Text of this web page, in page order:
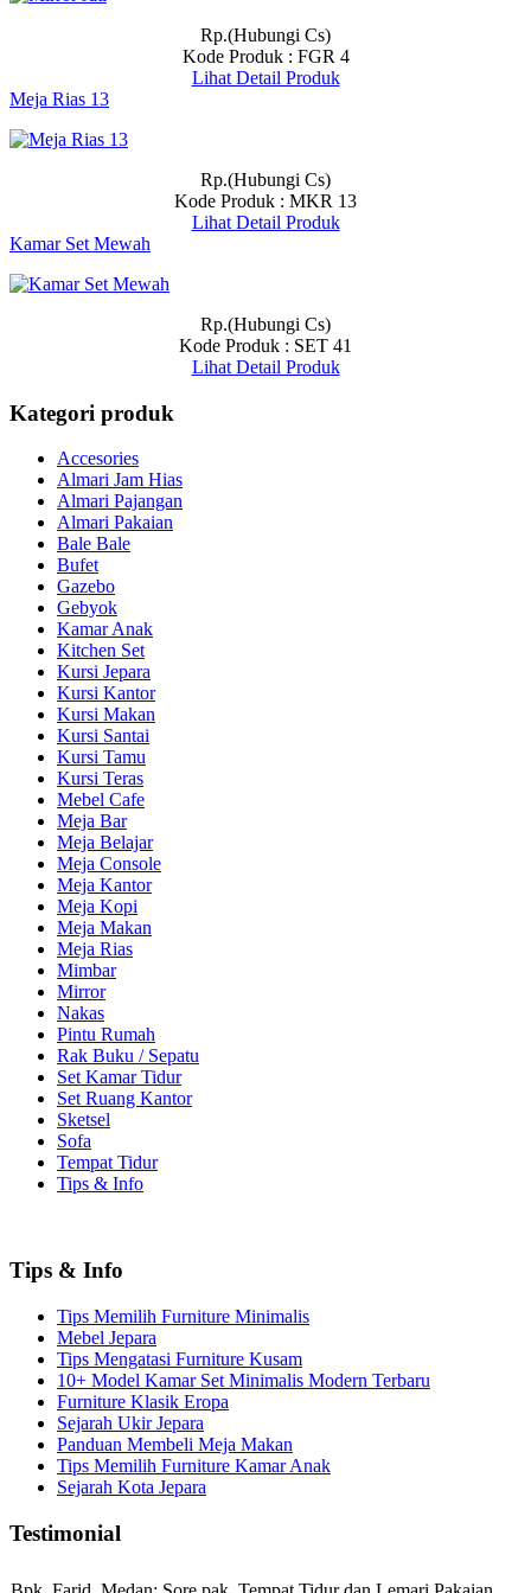
Rp.(Hubungi Cs)
Kode Produk : FGR 4
Lihat Detail Produk
Meja Rias 13
Rp.(Hubungi Cs)
Kode Produk : MKR 13
Lihat Detail Produk
Kamar Set Mewah
Rp.(Hubungi Cs)
Kode Produk : SET 41
Lihat Detail Produk
Kategori produk
Accesories
Almari Jam Hias
Almari Pajangan
Almari Pakaian
Bale Bale
Bufet
Gazebo
Gebyok
Kamar Anak
Kitchen Set
Kursi Jepara
Kursi Kantor
Kursi Makan
Kursi Santai
Kursi Tamu
Kursi Teras
Mebel Cafe
Meja Bar
Meja Belajar
Meja Console
Meja Kantor
Meja Kopi
Meja Makan
Meja Rias
Mimbar
Mirror
Nakas
Pintu Rumah
Rak Buku / Sepatu
Set Kamar Tidur
Set Ruang Kantor
Sketsel
Sofa
Tempat Tidur
Tips & Info
Tips & Info
Tips Memilih Furniture Minimalis
Mebel Jepara
Tips Mengatasi Furniture Kusam
10+ Model Kamar Set Minimalis Modern Terbaru
Furniture Klasik Eropa
Sejarah Ukir Jepara
Panduan Membeli Meja Makan
Tips Memilih Furniture Kamar Anak
Sejarah Kota Jepara
Testimonial